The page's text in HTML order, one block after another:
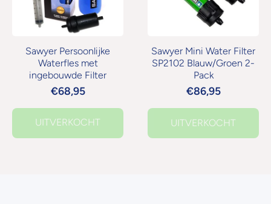
Sawyer Persoonlijke
Waterfles met
ingebouwde Filter
€68,95
UITVERKOCHT
Sawyer Mini Water Filter
SP2102 Blauw/Groen 2-
Pack
€86,95
UITVERKOCHT